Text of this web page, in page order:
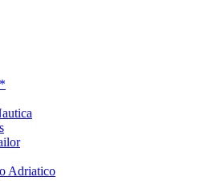
Adriatico